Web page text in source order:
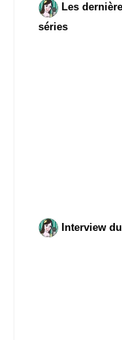
Les
séries
Interview